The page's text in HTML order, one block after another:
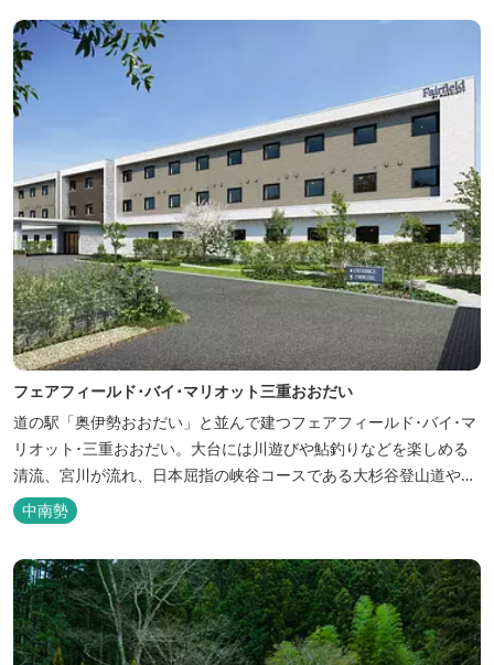
数から団体のお客様まで幅広くご利用いただけます。 人気の定食は
品数...
フェアフィールド･バイ･マリオット三重おおだい
道の駅「奥伊勢おおだい」と並んで建つフェアフィールド･バイ･マ
リオット･三重おおだい。大台には川遊びや鮎釣りなどを楽しめる
清流、宮川が流れ、日本屈指の峡谷コースである大杉谷登山道や、
登山初心者から楽しめる総門山など、表情豊かな山々が連なりま
す。 日本の滝百選に選ばれている七ッ釜滝など、大自然が作り出す
四季折々の景観は実に壮大です。身も心もリフレッシュする旅の拠
点として、当ホテルは快適さを追...
中南勢